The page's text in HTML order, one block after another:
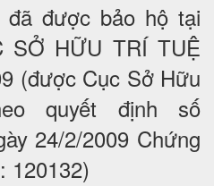
được bảo hộ tại
SỞ HỮU TRÍ TUỆ
(được Cục Sở Hữu
quyết định số
24/2/2009 Chứng
120132)